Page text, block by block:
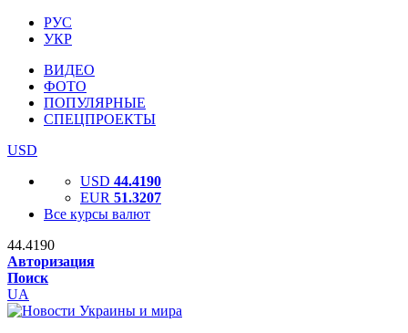
РУС
УКР
ВИДЕО
ФОТО
ПОПУЛЯРНЫЕ
СПЕЦПРОЕКТЫ
USD
USD 44.4190
EUR 51.3207
Все курсы валют
44.4190
Авторизация
Поиск
UA